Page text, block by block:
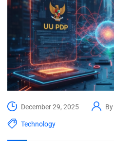
December 29, 2025 By
Technology